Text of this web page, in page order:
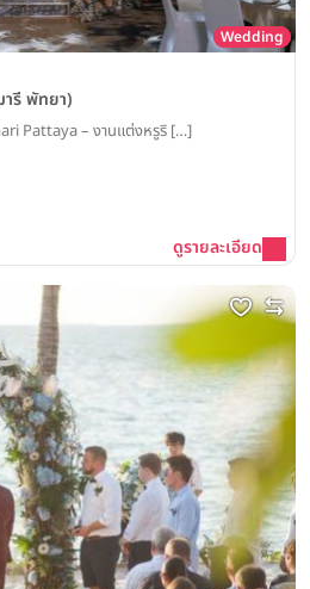
Wedding
รี พัทยา)
Pattaya – งานแต่งหรูริ […]
ดูรายละเอียด